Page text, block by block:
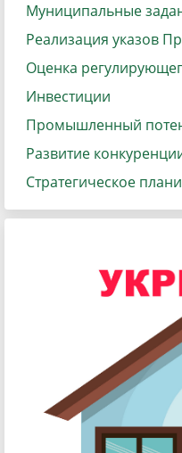
Муниципальные
Реализация указов
Оценка
Инвестиции
Промышленный
Развитие
Стратегическое